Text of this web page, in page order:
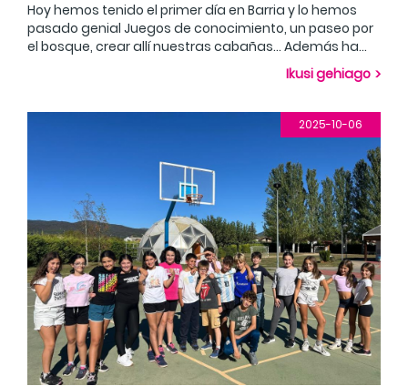
Hoy hemos tenido el primer día en Barria y lo hemos
pasado genial Juegos de conocimiento, un paseo por
el bosque, crear allí nuestras cabañas... Además ha
hecho un tiempo estupendo a ver si mañana también
Ikusi gehiago
2025-10-06